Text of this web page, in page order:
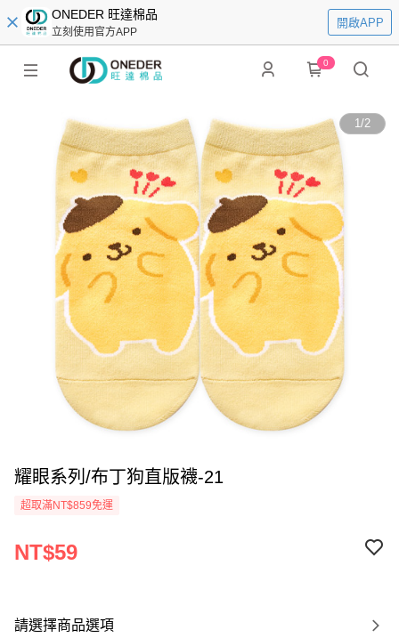
ONEDER 旺達棉品
立刻使用官方APP
開啟APP
0
1/2
耀眼系列/布丁狗直版襪-21
超取滿NT$859免運
NT$59
請選擇商品選項